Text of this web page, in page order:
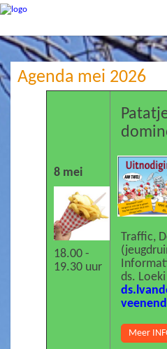
Agenda mei 2026
8 mei
18.00 -
19.30 uur
Traffic,
ds.
Meer